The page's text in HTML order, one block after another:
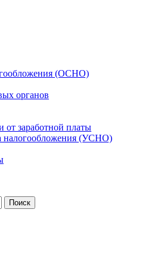
(ОСНО)
органов
от заработной платы
налогообложения (УСНО)